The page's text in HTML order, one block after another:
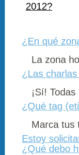
2012?
¿En qué
La zona
¿Las
¡Sí!
¿Qué tag
Marca tus
Estoy
¿Qué debo